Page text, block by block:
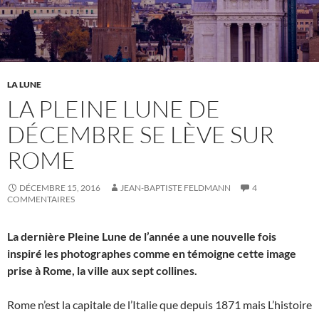
LA LUNE
LA PLEINE LUNE DE
DÉCEMBRE SE LÈVE SUR
ROME
DÉCEMBRE 15, 2016 JEAN-BAPTISTE FELDMANN
4
COMMENTAIRES
La dernière Pleine Lune de l’année a une nouvelle fois
inspiré les photographes comme en témoigne cette image
prise à Rome, la ville aux sept collines.
Rome n’est la capitale de l’Italie que depuis 1871 mais L’histoire